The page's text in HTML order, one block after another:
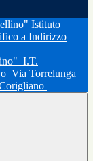
I.T.
Via Torrelunga